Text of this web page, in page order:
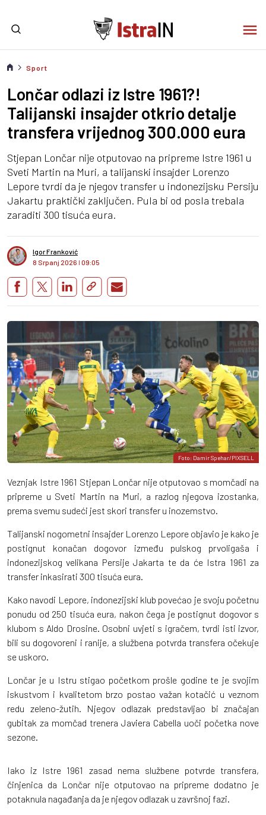
Sport
Lončar odlazi iz Istre 1961?!
Talijanski insajder otkrio detalje
transfera vrijednog 300.000 eura
Stjepan Lončar nije otputovao na pripreme Istre 1961 u
Sveti Martin na Muri, a talijanski insajder Lorenzo
Lepore tvrdi da je njegov transfer u indonezijsku Persiju
Jakartu praktički zaključen. Pula bi od posla trebala
zaraditi 300 tisuća eura.
Igor Franković
8 Srpanj 2026 I 09:05
Foto: Damir Spehar/PIXSELL
Veznjak Istre 1961 Stjepan Lončar nije otputovao s momčadi na
pripreme u Sveti Martin na Muri, a razlog njegova izostanka,
prema svemu sudeći jest skori transfer u inozemstvo.
Talijanski nogometni insajder Lorenzo Lepore objavio je kako je
postignut konačan dogovor između pulskog prvoligaša i
indonezijskog velikana Persije Jakarta te da će Istra 1961 za
transfer inkasirati 300 tisuća eura.
Kako navodi Lepore, indonezijski klub povećao je svoju početnu
ponudu od 250 tisuća eura, nakon čega je postignut dogovor s
klubom s Aldo Drosine. Osobni uvjeti s igračem, tvrdi isti izvor,
bili su dogovoreni i ranije, a službena potvrda transfera očekuje
se uskoro.
Lončar je u Istru stigao početkom prošle godine te je svojim
iskustvom i kvalitetom brzo postao važan kotačić u veznom
redu zeleno-žutih. Njegov odlazak predstavljao bi značajan
gubitak za momčad trenera Javiera Cabella uoči početka nove
sezone.
Iako iz Istre 1961 zasad nema službene potvrde transfera,
činjenica da Lončar nije otputovao na pripreme dodatno je
potaknula nagađanja da je njegov odlazak u završnoj fazi.